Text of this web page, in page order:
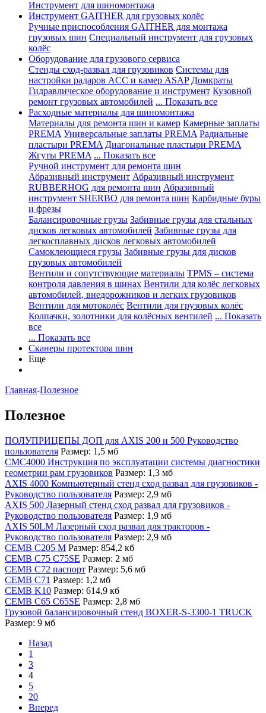
Инструмент для шиномонтажа
Инструмент GAITHER для грузовых колёс
Ручные приспособления GAITHER для монтажа
грузовых шин Специальный инструмент для грузовых
колёс
Оборудование для грузового сервиса
Стенды сход-развал для грузовиков Системы для
настройки радаров ACC и камер ASAP Домкраты
Гидравлическое оборудование и инструмент Кузовной
ремонт грузовых автомобилей ... Показать все
Расходные материалы для шиномонтажа
Материалы для ремонта шин и камер Камерные заплаты
PREMA Универсальные заплаты PREMA Радиальные
пластыри PREMA Диагональные пластыри PREMA
Жгуты PREMA ... Показать все
Ручной инструмент для ремонта шин
Абразивный инструмент Абразивный инструмент
RUBBERHOG для ремонта шин Абразивный
инструмент SHERBO для ремонта шин Карбидные буры
и фрезы
Балансировочные грузы Забивные грузы для стальных
дисков легковых автомобилей Забивные грузы для
легкосплавных дисков легковых автомобилей
Самоклеющиеся грузы Забивные грузы для дисков
грузовых автомобилей
Вентили и сопутствующие материалы TPMS – система
контроля давления в шинах Вентили для колёс легковых
автомобилей, внедорожников и легких грузовиков
Вентили для мотоколёс Вентили для грузовых колёс
Колпачки, золотники для колёсных вентилей ... Показать
все
... Показать все
Сканеры протектора шин
Еще
Главная-Полезное
Полезное
ПОЛУПРИЦЕПЫ ДОП для AXIS 200 и 500 Руководство
пользователя Размер: 1,5 мб
CMC4000 Инструкция по эксплуатации системы диагностики
геометрии рам грузовиков Размер: 1,3 мб
AXIS 4000 Компьютерный стенд сход развал для грузовиков -
Руководство пользователя Размер: 2,9 мб
AXIS 500 Лазерный стенд сход развал для грузовиков -
Руководство пользователя Размер: 1,9 мб
AXIS 50LM Лазерный сход развал для тракторов -
Руководство пользователя Размер: 2,9 мб
CEMB С205 М Размер: 854,2 кб
CEMB С75 С75SE Размер: 2 мб
СЕМВ С72 паспорт Размер: 5,6 мб
CEMB С71 Размер: 1,2 мб
CEMB K10 Размер: 614,9 кб
CEMB C65 C65SE Размер: 2,8 мб
Грузовой балансировочный стенд BOXER-S-3300-1 TRUCK
Размер: 9 мб
Назад
1
3
4
5
20
Вперед